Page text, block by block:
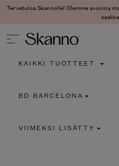
Tervetuloa Skannolle! Olemme avoinna
Type 2 or more characters for
KAIKKI TUOTTEET
BD BARCELONA
VIIMEKSI LISÄTTY